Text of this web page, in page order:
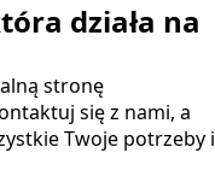
działa na
stronę
się z nami, a
Twoje potrzeby i